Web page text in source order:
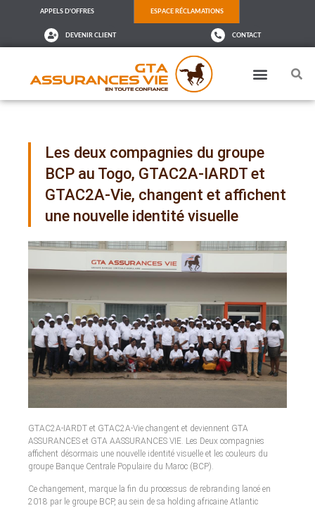
APPELS D'OFFRES ESPACE RÉCLAMATIONS
DEVENIR CLIENT CONTACT
Les deux compagnies du groupe
BCP au Togo, GTAC2A-IARDT et
GTAC2A-Vie, changent et affichent
une nouvelle identité visuelle
GTAC2A-IARDT et GTAC2A-Vie changent et deviennent GTA
ASSURANCES et GTA AASSURANCES VIE. Les Deux compagnies
affichent désormais une nouvelle identité visuelle et les couleurs du
groupe Banque Centrale Populaire du Maroc (BCP).
Ce changement, marque la fin du processus de rebranding lancé en
2018 par le groupe BCP, au sein de sa holding africaine Atlantic